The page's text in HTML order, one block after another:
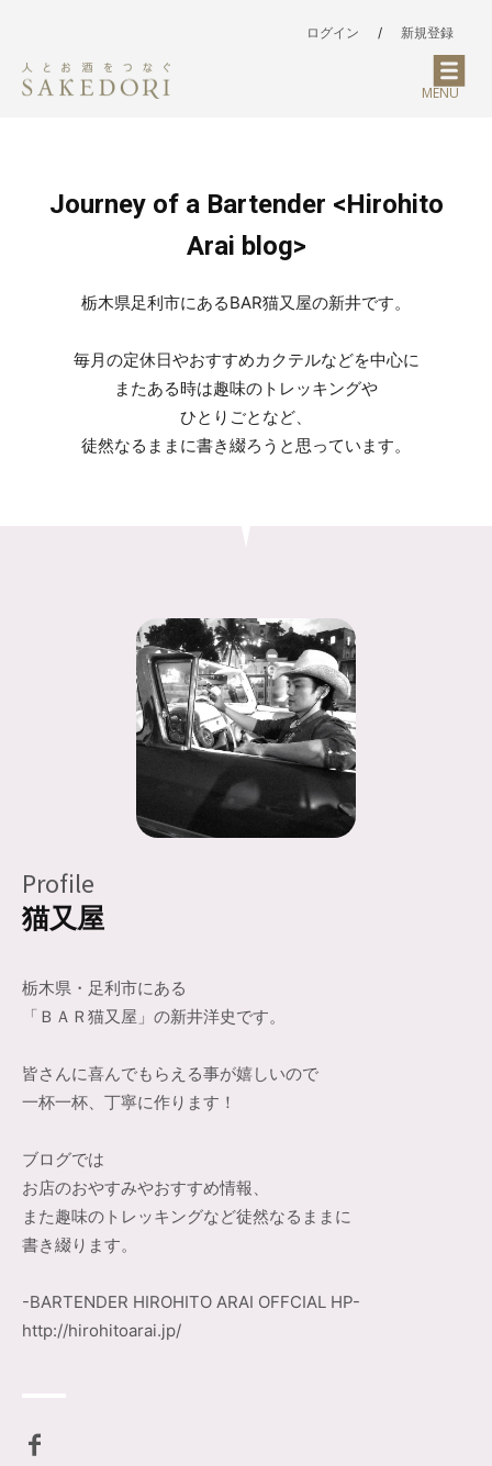
ログイン / 新規登録
MENU
Journey of a Bartender <Hirohito
Arai blog>
栃木県足利市にあるBAR猫又屋の新井です。
毎月の定休日やおすすめカクテルなどを中心に
またある時は趣味のトレッキングや
ひとりごとなど、
徒然なるままに書き綴ろうと思っています。
Profile
猫又屋
栃木県・足利市にある
「ＢＡＲ猫又屋」の新井洋史です。
皆さんに喜んでもらえる事が嬉しいので
一杯一杯、丁寧に作ります！
ブログでは
お店のおやすみやおすすめ情報、
また趣味のトレッキングなど徒然なるままに
書き綴ります。
-BARTENDER HIROHITO ARAI OFFCIAL HP-
http://hirohitoarai.jp/